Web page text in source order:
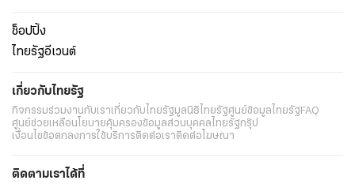
ช็อปปิ้ง
ไทยรัฐอีเวนต์
เกี่ยวกับไทยรัฐ
กิจกรรมร่วมงานกับเราเกี่ยวกับไทยรัฐมูลนิธิไทยรัฐศูนย์ข้อมูลไทยรัฐFAQ
ศูนย์ช่วยเหลือนโยบายคุ้มครองข้อมูลส่วนบุคคลไทยรัฐกรุ๊ป
เงื่อนไขข้อตกลงการใช้บริการติดต่อเราติดต่อโฆษณา
ติดตามเราได้ที่